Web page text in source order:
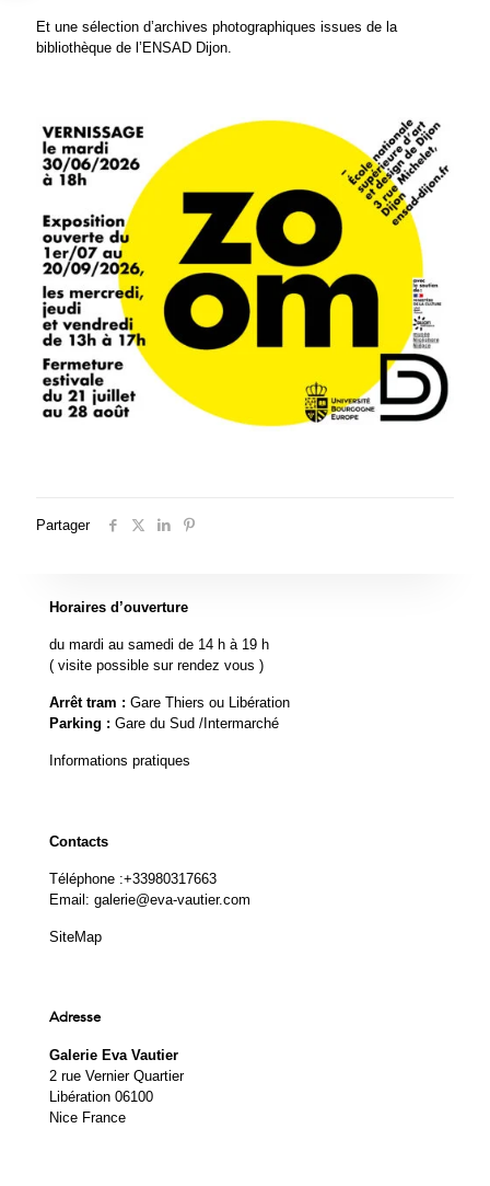
Et une sélection d’archives photographiques issues de la
bibliothèque de l’ENSAD Dijon.
Partager
Horaires d’ouverture
du mardi au samedi de 14 h à 19 h
( visite possible sur rendez vous )
Arrêt tram : Gare Thiers ou Libération
Parking : Gare du Sud /Intermarché
Informations pratiques
Contacts
Téléphone :+33980317663
Email: galerie@eva-vautier.com
SiteMap
Adresse
Galerie Eva Vautier
2 rue Vernier Quartier
Libération 06100
Nice France